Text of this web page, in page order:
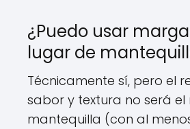
¿Puedo usar
lugar de
Técnicamente sí, pero el
sabor y textura no será el
mantequilla (con al